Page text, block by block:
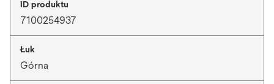
ID produktu
7100254937
Łuk
Górna